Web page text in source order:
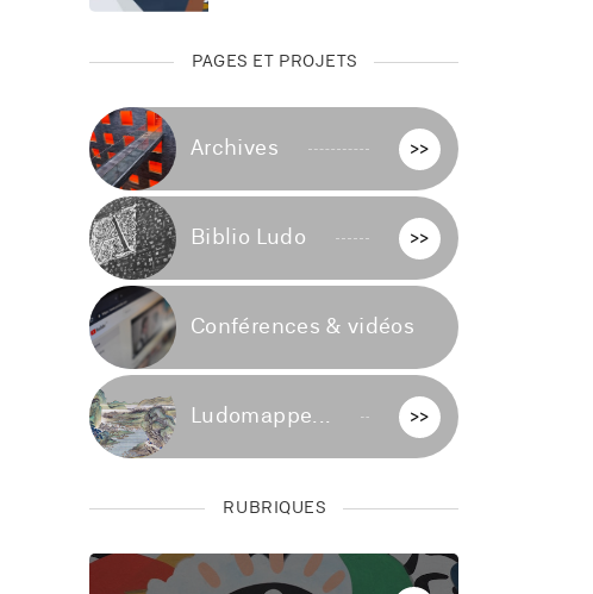
PAGES ET PROJETS
Archives >>
Biblio Ludo >>
Conférences & vidéos
Ludomappe... >>
RUBRIQUES